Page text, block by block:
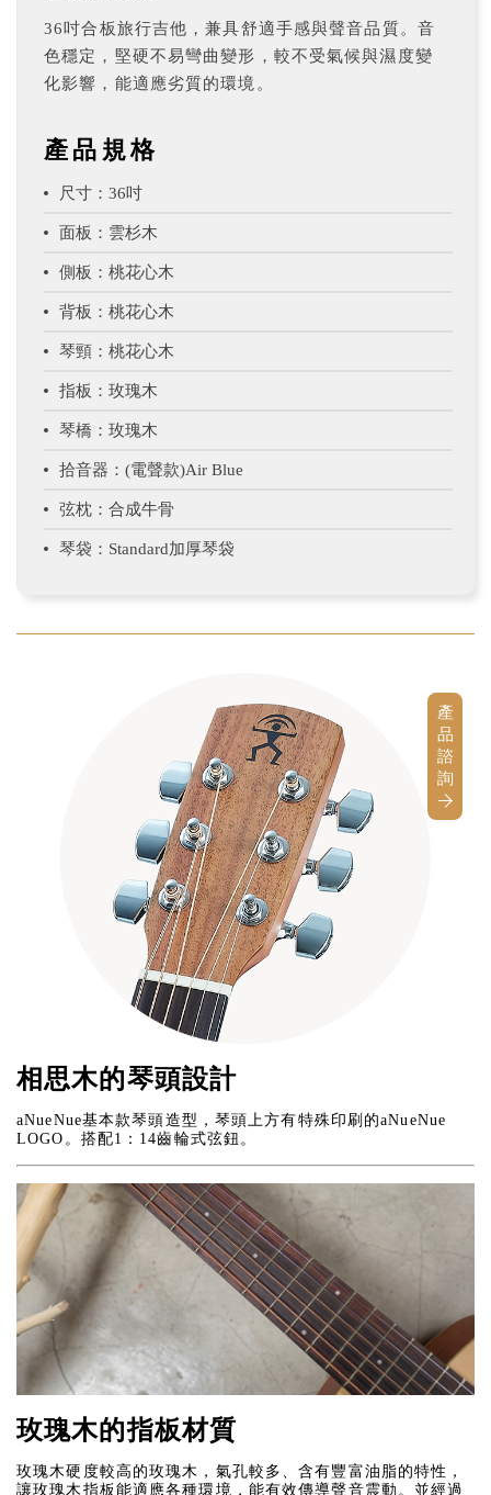
36吋合板旅行吉他，兼具舒適手感與聲音品質。音
色穩定，堅硬不易彎曲變形，較不受氣候與濕度變
化影響，能適應劣質的環境。
產品規格
尺寸：36吋
面板：雲杉木
側板：桃花心木
背板：桃花心木
琴頸：桃花心木
指板：玫瑰木
琴橋：玫瑰木
拾音器：(電聲款)Air Blue
弦枕：合成牛骨
琴袋：Standard加厚琴袋
相思木的琴頭設計
aNueNue基本款琴頭造型，琴頭上方有特殊印刷的aNueNue
LOGO。搭配1：14齒輪式弦鈕。
玫瑰木的指板材質
玫瑰木硬度較高的玫瑰木，氣孔較多、含有豐富油脂的特性，
讓玫瑰木指板能適應各種環境，能有效傳導聲音震動。並經過
產
品
諮
詢